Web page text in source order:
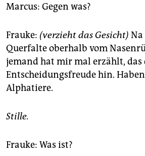
Marcus: Gegen was?
Frauke: (verzieht das Gesicht) Na
Querfalte oberhalb vom
jemand hat mir mal erzählt, das
Entscheidungsfreude hin.
Alphatiere.
Stille.
Frauke: Was ist?